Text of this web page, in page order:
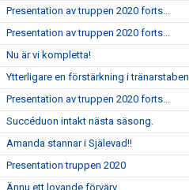
Presentation av truppen 2020 forts...
Presentation av truppen 2020 forts...
Nu är vi kompletta!
Ytterligare en förstärkning i tränarstaben
Presentation av truppen 2020 forts...
Succéduon intakt nästa säsong.
Amanda stannar i Själevad!!
Presentation truppen 2020
Ännu ett lovande förvärv